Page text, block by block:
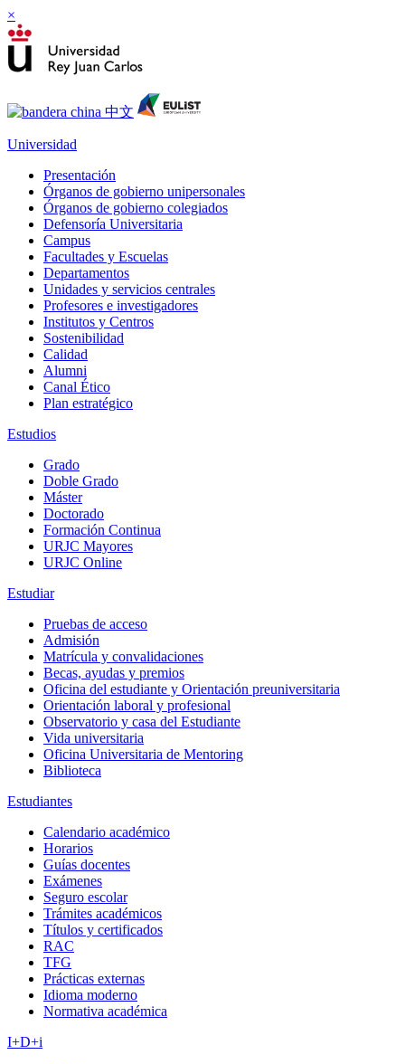
×
Universidad
Presentación
Órganos de gobierno unipersonales
Órganos de gobierno colegiados
Defensoría Universitaria
Campus
Facultades y Escuelas
Departamentos
Unidades y servicios centrales
Profesores e investigadores
Institutos y Centros
Sostenibilidad
Calidad
Alumni
Canal Ético
Plan estratégico
Estudios
Grado
Doble Grado
Máster
Doctorado
Formación Continua
URJC Mayores
URJC Online
Estudiar
Pruebas de acceso
Admisión
Matrícula y convalidaciones
Becas, ayudas y premios
Oficina del estudiante y Orientación preuniversitaria
Orientación laboral y profesional
Observatorio y casa del Estudiante
Vida universitaria
Oficina Universitaria de Mentoring
Biblioteca
Estudiantes
Calendario académico
Horarios
Guías docentes
Exámenes
Seguro escolar
Trámites académicos
Títulos y certificados
RAC
TFG
Prácticas externas
Idioma moderno
Normativa académica
I+D+i